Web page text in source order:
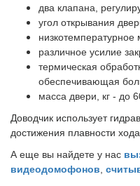
два клапана,
угол открывания
различное усилие
термическая
обеспечивающая
масса двери, кг - до
Доводчик использует
достижения плавности
А еще вы найдете у нас
видеодомофонов,